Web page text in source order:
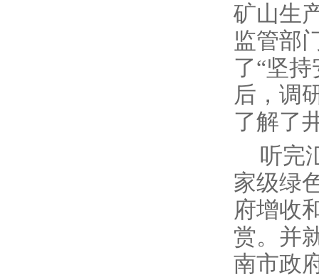
矿山生
监管部
了“坚
后，调
了解了
听完
家级绿
府增收
赏。并
南市政